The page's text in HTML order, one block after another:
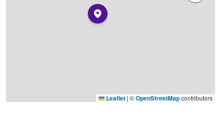
Leaflet | ©OpenStreetMapcontributors